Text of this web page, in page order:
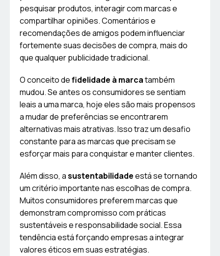
pesquisar produtos, interagir com marcas e
compartilhar opiniões. Comentários e
recomendações de amigos podem influenciar
fortemente suas decisões de compra, mais do
que qualquer publicidade tradicional.
O conceito defidelidade à marcatambém
mudou. Se antes os consumidores se sentiam
leais a uma marca, hoje eles são mais propensos
a mudar de preferências se encontrarem
alternativas mais atrativas. Isso traz um desafio
constante para as marcas que precisam se
esforçar mais para conquistar e manter clientes.
Além disso, asustentabilidadeestá se tornando
um critério importante nas escolhas de compra.
Muitos consumidores preferem marcas que
demonstram compromisso com práticas
sustentáveis e responsabilidade social. Essa
tendência está forçando empresas a integrar
valores éticos em suas estratégias.